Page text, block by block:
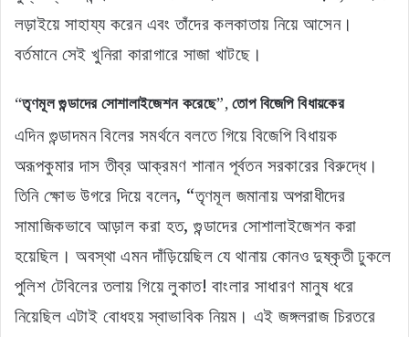
লড়াইয়ে সাহায্য করেন এবং তাঁদের কলকাতায় নিয়ে আসেন।
বর্তমানে সেই খুনিরা কারাগারে সাজা খাটছে।
“তৃণমূল গুন্ডাদের সোশালাইজেশন করেছে”, তোপ বিজেপি বিধায়কের
এদিন গুন্ডাদমন বিলের সমর্থনে বলতে গিয়ে বিজেপি বিধায়ক
অরূপকুমার দাস তীব্র আক্রমণ শানান পূর্বতন সরকারের বিরুদ্ধে।
তিনি ক্ষোভ উগরে দিয়ে বলেন, “তৃণমূল জমানায় অপরাধীদের
সামাজিকভাবে আড়াল করা হত, গুন্ডাদের সোশালাইজেশন করা
হয়েছিল। অবস্থা এমন দাঁড়িয়েছিল যে থানায় কোনও দুষ্কৃতী ঢুকলে
পুলিশ টেবিলের তলায় গিয়ে লুকাত! বাংলার সাধারণ মানুষ ধরে
নিয়েছিল এটাই বোধহয় স্বাভাবিক নিয়ম। এই জঙ্গলরাজ চিরতরে